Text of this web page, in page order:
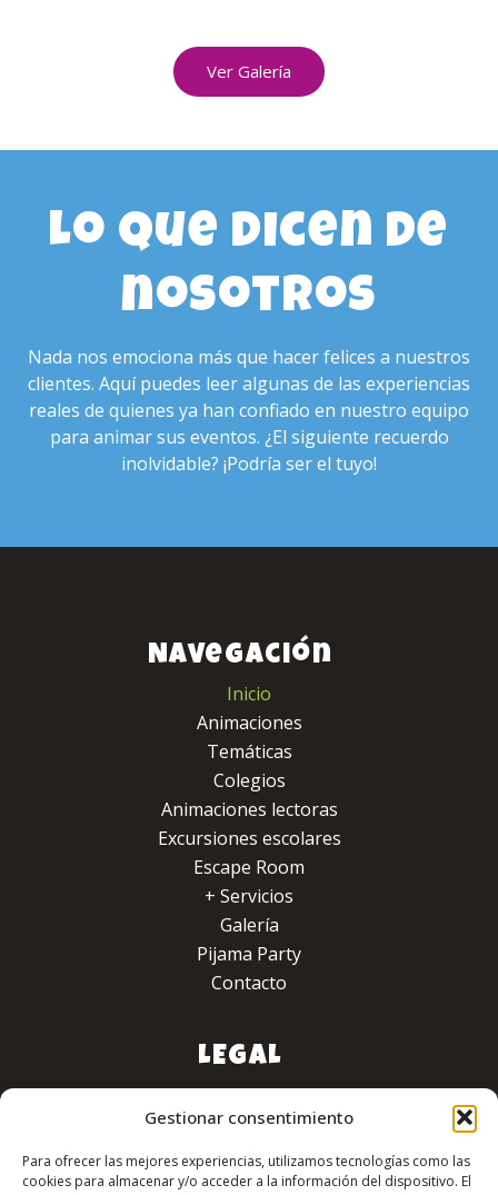
Gestionar consentimiento
Para ofrecer las mejores experiencias, utilizamos tecnologías como las
cookies para almacenar y/o acceder a la información del dispositivo. El
Ver Galería
Lo que dicen de
nosotros
Nada nos emociona más que hacer felices a nuestros
clientes. Aquí puedes leer algunas de las experiencias
reales de quienes ya han confiado en nuestro equipo
para animar sus eventos. ¿El siguiente recuerdo
inolvidable? ¡Podría ser el tuyo!
Navegación
Inicio
Animaciones
Temáticas
Colegios
Animaciones lectoras
Excursiones escolares
Escape Room
+ Servicios
Galería
Pijama Party
Contacto
LEGAL
Aviso legal
Política de privacidad
Política de cookies
Accesibilidad